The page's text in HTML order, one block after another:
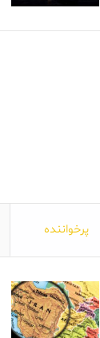
پرخواننده